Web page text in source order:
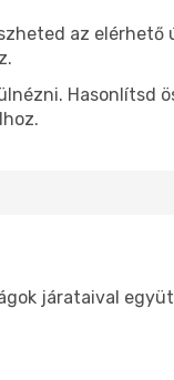
az elérhető
Hasonlítsd
járataival